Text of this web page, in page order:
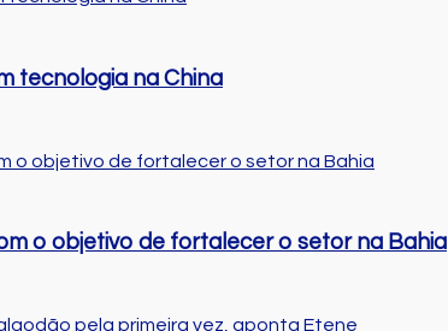
tecnologia na China
o objetivo de fortalecer o setor na Bahia